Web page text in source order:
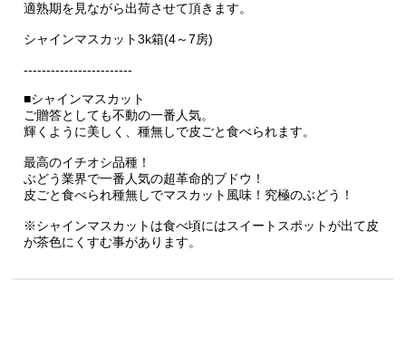
適熟期を見ながら出荷させて頂きます。
シャインマスカット3k箱(4～7房)
------------------------
■シャインマスカット
ご贈答としても不動の一番人気。
輝くように美しく、種無しで皮ごと食べられます。
最高のイチオシ品種！
ぶどう業界で一番人気の超革命的ブドウ！
皮ごと食べられ種無しでマスカット風味！究極のぶどう！
※シャインマスカットは食べ頃にはスイートスポットが出て皮
が茶色にくすむ事があります。